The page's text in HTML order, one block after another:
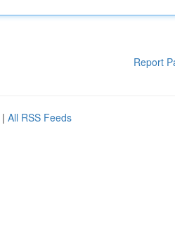
Report
| All RSS Feeds